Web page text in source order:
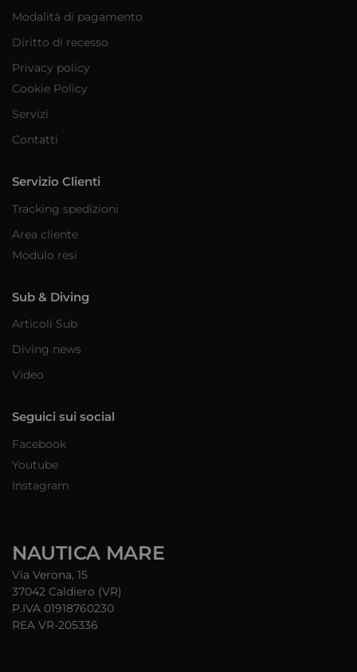
Modalità di pagamento
Diritto di recesso
Privacy policy
Cookie Policy
Servizi
Contatti
Servizio Clienti
Tracking spedizioni
Area cliente
Modulo resi
Sub & Diving
Articoli Sub
Diving news
Video
Seguici sui social
Facebook
Youtube
Instagram
NAUTICA MARE
Via Verona, 15
37042 Caldiero (VR)
P.IVA 01918760230
REA VR-205336